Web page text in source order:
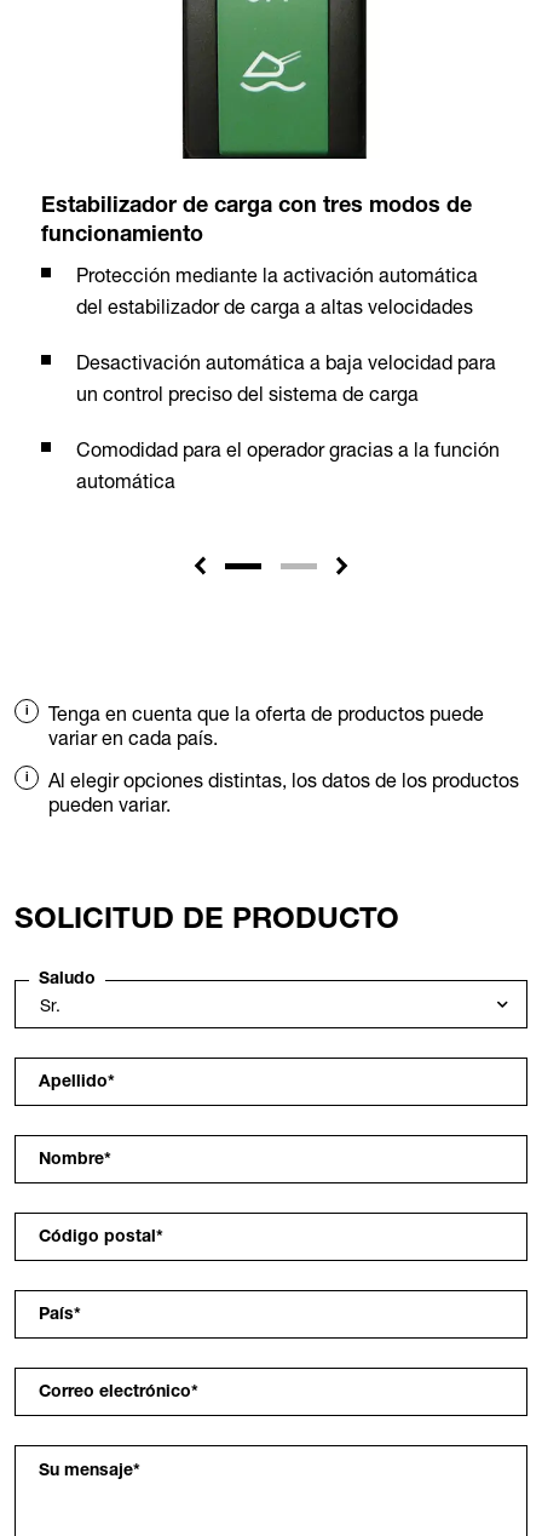
Estabilizador de carga con tres modos de
funcionamiento
Protección mediante la activación automática
del estabilizador de carga a altas velocidades
Desactivación automática a baja velocidad para
un control preciso del sistema de carga
Comodidad para el operador gracias a la función
automática
Tenga en cuenta que la oferta de productos puede
variar en cada país.
Al elegir opciones distintas, los datos de los productos
pueden variar.
SOLICITUD DE PRODUCTO
Saludo
Apellido*
Nombre*
Código postal*
País*
Correo electrónico*
Su mensaje*